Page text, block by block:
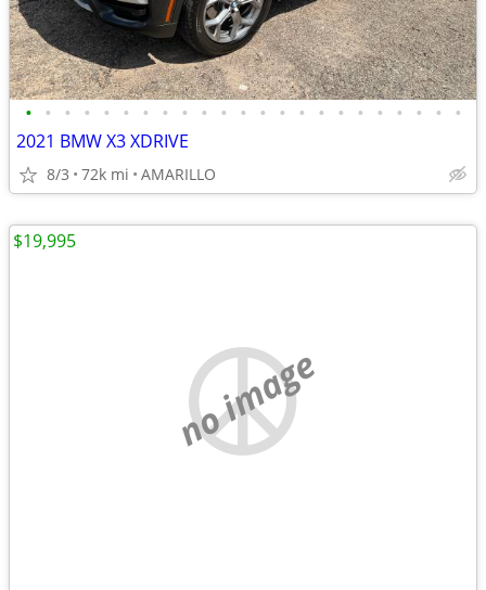
• • • • • • • • • • • • • • • • • • • • • • •
2021 BMW X3 XDRIVE
8/3 72k mi AMARILLO
no image
$19,995